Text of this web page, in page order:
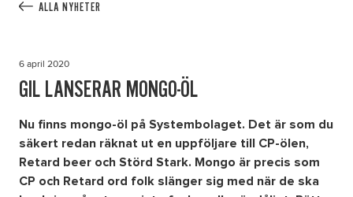
Jobb
Min sida
ALLA NYHETER
6 april 2020
GIL LANSERAR MONGO-ÖL
Nu finns mongo-öl på Systembolaget. Det är som du
säkert redan räknat ut en uppföljare till CP-ölen,
Retard beer och Störd Stark. Mongo är precis som
CP och Retard ord folk slänger sig med när de ska